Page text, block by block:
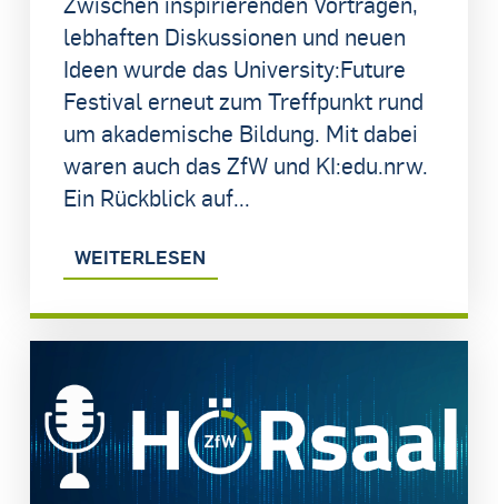
lebhaften Diskussionen und neuen
Ideen wurde das University:Future
Festival erneut zum Treffpunkt rund
um akademische Bildung. Mit dabei
waren auch das ZfW und KI:edu.nrw.
Ein Rückblick auf...
WEITERLESEN